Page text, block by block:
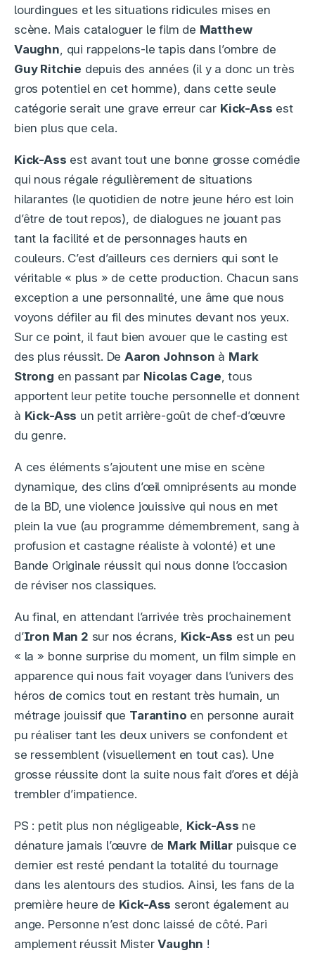
lourdingues et les situations ridicules mises en
scène. Mais cataloguer le film de Matthew
Vaughn , qui rappelons-le tapis dans l’ombre de
Guy Ritchie depuis des années (il y a donc un très
gros potentiel en cet homme), dans cette seule
catégorie serait une grave erreur car Kick-Ass est
bien plus que cela.
Kick-Ass est avant tout une bonne grosse comédie
qui nous régale régulièrement de situations
hilarantes (le quotidien de notre jeune héro est loin
d’être de tout repos), de dialogues ne jouant pas
tant la facilité et de personnages hauts en
couleurs. C’est d’ailleurs ces derniers qui sont le
véritable « plus » de cette production. Chacun sans
exception a une personnalité, une âme que nous
voyons défiler au fil des minutes devant nos yeux.
Sur ce point, il faut bien avouer que le casting est
des plus réussit. DeAaron Johnson à Mark
Strong en passant par Nicolas Cage , tous
apportent leur petite touche personnelle et donnent
à Kick-Ass un petit arrière-goût de chef-d’œuvre
du genre.
A ces éléments s’ajoutent une mise en scène
dynamique, des clins d’œil omniprésents au monde
de la BD, une violence jouissive qui nous en met
plein la vue (au programme démembrement, sang à
profusion et castagne réaliste à volonté) et une
Bande Originale réussit qui nous donne l’occasion
de réviser nos classiques.
Au final, en attendant l’arrivée très prochainement
d’Iron Man 2 sur nos écrans, Kick-Ass est un peu
« la » bonne surprise du moment, un film simple en
apparence qui nous fait voyager dans l’univers des
héros de comics tout en restant très humain, un
métrage jouissif que Tarantino en personne aurait
pu réaliser tant les deux univers se confondent et
se ressemblent (visuellement en tout cas). Une
grosse réussite dont la suite nous fait d’ores et déjà
trembler d’impatience.
PS : petit plus non négligeable, Kick-Ass ne
dénature jamais l’œuvre de Mark Millarpuisque ce
dernier est resté pendant la totalité du tournage
dans les alentours des studios. Ainsi, les fans de la
première heure de Kick-Ass seront également au
ange. Personne n’est donc laissé de côté. Pari
amplement réussit MisterVaughn !